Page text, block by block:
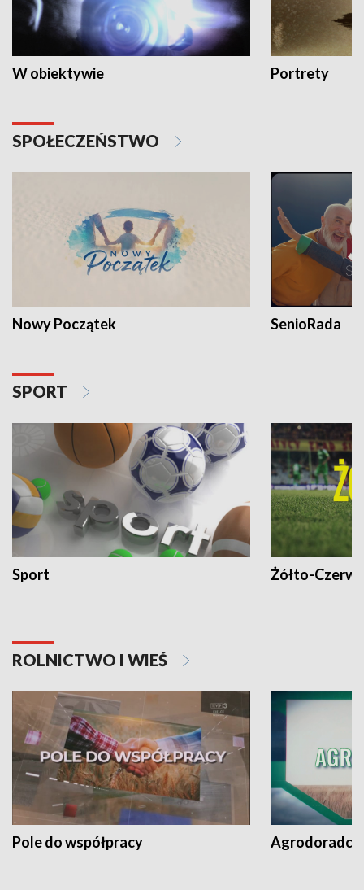
W obiektywie Portrety
SPOŁECZEŃSTWO
Nowy Początek SenioRada
SPORT
Sport Żółto-
ROLNICTWO I WIEŚ
Pole do współpracy Agrodoradcy